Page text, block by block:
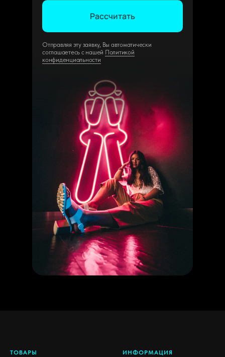
Рассчитать
Отправляя эту заявку, Вы автоматически
соглашаетесь с нашей Политикой
конфиденциальности
ТОВАРЫ ИНФОРМАЦИЯ